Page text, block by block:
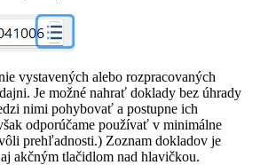
vystavených alebo rozpracovaných
Je možné nahrať doklady bez úhrady
nimi pohybovať a postupne ich
odporúčame používať v minimálne
prehľadnosti.) Zoznam dokladov je
akčným tlačidlom nad hlavičkou.